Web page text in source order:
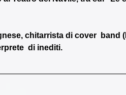
chitarrista di cover  band
di inediti.